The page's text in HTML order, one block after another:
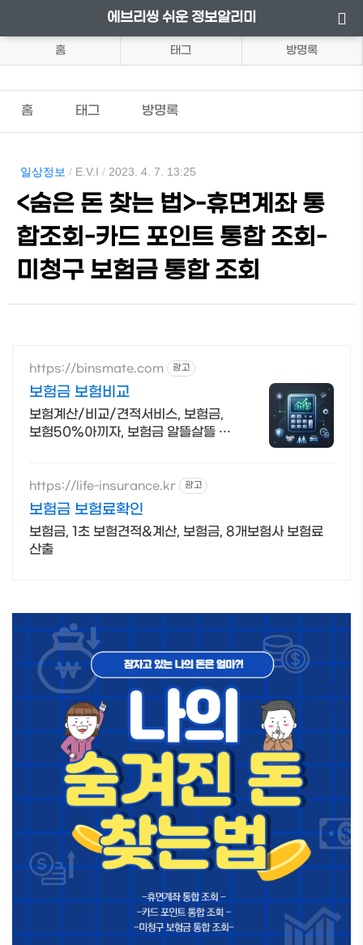
에브리씽 쉬운 정보알리미
홈 태그 방명록
홈 태그 방명록
일상정보 / E.V.I / 2023. 4. 7. 13:25
<숨은 돈 찾는 법>-휴면계좌 통
합조회-카드 포인트 통합 조회-
미청구 보험금 통합 조회
https://binsmate.com 광고
보험금 보험비교
보험계산/비교/견적서비스, 보험금,
보험50%아끼자, 보험금 알뜰살뜰 가
https://life-insurance.kr 광고
보험금 보험료확인
보험금, 1초 보험견적&계산, 보험금, 8개보험사 보험료
산출